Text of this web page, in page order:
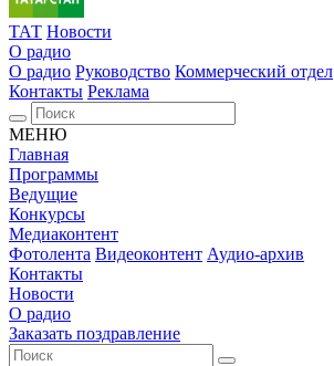
ТАТ Новости
О радио
О радио Руководство Коммерческий отдел
Контакты Реклама
МЕНЮ
Главная
Программы
Ведущие
Конкурсы
Медиаконтент
Фотолента Видеоконтент Аудио-архив
Контакты
Новости
О радио
Заказать поздравление